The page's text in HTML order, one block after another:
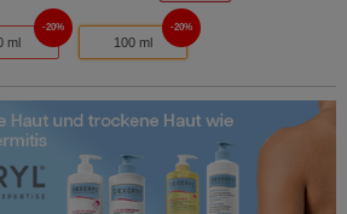
ml
20%
100 ml
20%